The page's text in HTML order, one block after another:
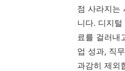
점 사라지는
니다. 디지
료를 걸러내
업 성과, 직
과감히 제외